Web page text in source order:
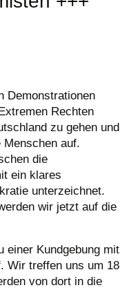
Demonstrationen
Rechten
zu gehen und
Menschen auf.
die
ein klares
unterzeichnet.
wir jetzt auf die
einer Kundgebung mit
Wir treffen uns um 18
von dort in die